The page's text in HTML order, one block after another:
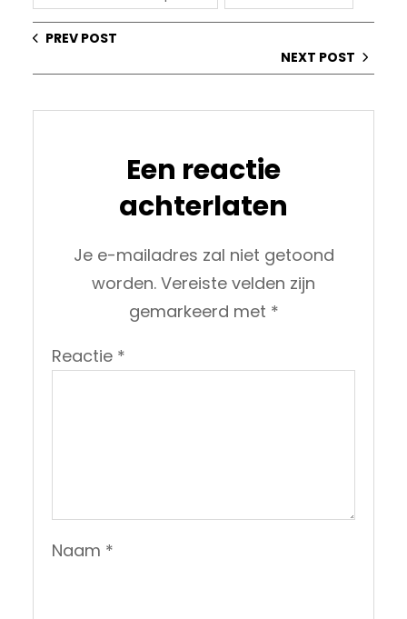
PREV POST
NEXT POST
Een reactie
achterlaten
Je e-mailadres zal niet getoond
worden. Vereiste velden zijn
gemarkeerd met *
Reactie *
Naam *